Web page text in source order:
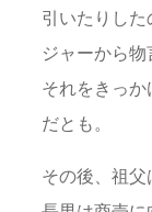
引いたりし
ジャーから物
それをきっ
だとも。
その後、祖父